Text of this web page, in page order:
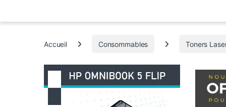
Accueil Consommables Toners